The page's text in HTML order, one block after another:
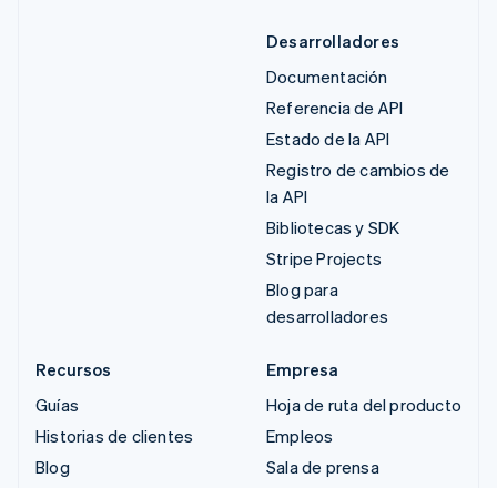
Desarrolladores
Documentación
Referencia de API
Estado de la API
Registro de cambios de
la API
Bibliotecas y SDK
Stripe Projects
Blog para
desarrolladores
Recursos
Guías
Historias de clientes
Blog
Empresa
Hoja de ruta del producto
Empleos
Sala de prensa